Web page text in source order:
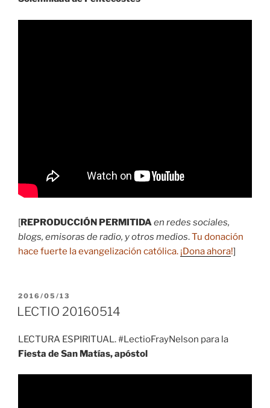
[REPRODUCCIÓN PERMITIDAen redes sociales,
blogs, emisoras de radio, y otros medios.Tu donación
hace fuerte la evangelización católica. ¡Dona ahora!]
PUBLICADO
EL
2016/05/13
LECTIO 20160514
LECTURA ESPIRITUAL. #LectioFrayNelson para la
Fiesta de San Matías, apóstol